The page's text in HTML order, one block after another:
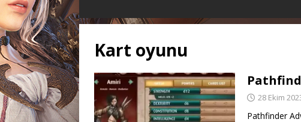
Kart oyunu
28 Ekim
Pathfinder